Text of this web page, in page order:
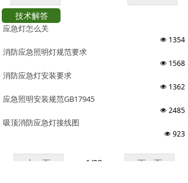
应急灯怎么关
넶 1354
消防应急照明灯规范要求
넶 1568
消防应急灯安装要求
넶 1362
应急照明安装规范GB17945
넶 2485
吸顶消防应急灯接线图
넶 923
上一页 下一页
1 /38
技术解答